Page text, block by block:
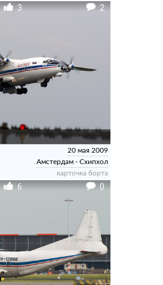
3 2
20 мая 2009
Амстердам - Схипхол
карточка борта
6 0